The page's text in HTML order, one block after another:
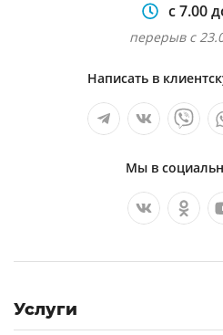
с 7.00
перерыв с
Написать в
Мы в
Услуги